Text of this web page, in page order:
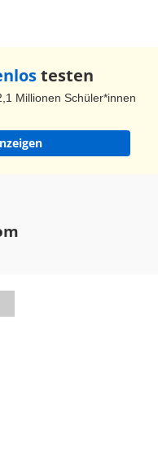
testen
Millionen Schüler*innen